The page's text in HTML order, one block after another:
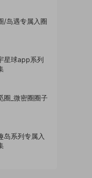
/岛遇专属入圈
星球app系列
圈_微密圈圈子
岛系列专属入